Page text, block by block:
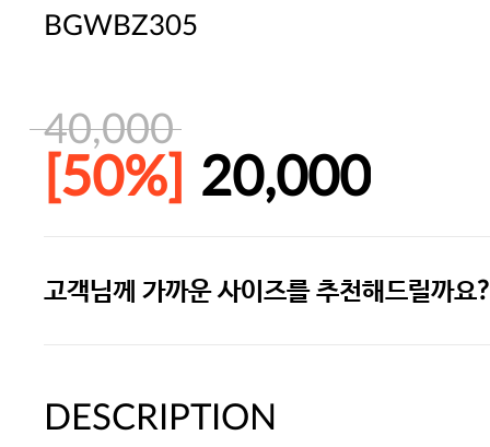
BGWBZ305
40,000
[50%] 20,000
[썸머블프] 1만원 할인 쿠폰(8.1~31)
고객님께 가까운 사이즈를 추천해드릴까요?
DESCRIPTION